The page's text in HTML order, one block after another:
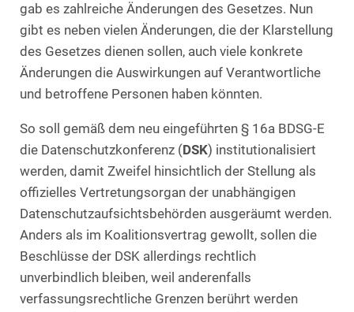
gab es zahlreiche Änderungen des Gesetzes. Nun
gibt es neben vielen Änderungen, die der Klarstellung
des Gesetzes dienen sollen, auch viele konkrete
Änderungen die Auswirkungen auf Verantwortliche
und betroffene Personen haben könnten.
So soll gemäß dem neu eingeführten § 16a BDSG-E
die Datenschutzkonferenz (DSK) institutionalisiert
werden, damit Zweifel hinsichtlich der Stellung als
offizielles Vertretungsorgan der unabhängigen
Datenschutzaufsichtsbehörden ausgeräumt werden.
Anders als im Koalitionsvertrag gewollt, sollen die
Beschlüsse der DSK allerdings rechtlich
unverbindlich bleiben, weil anderenfalls
verfassungsrechtliche Grenzen berührt werden